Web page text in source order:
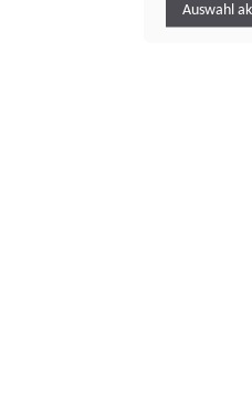
Auswahl